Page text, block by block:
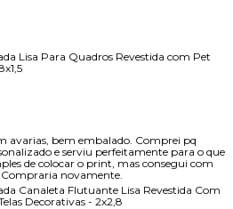
Lisa Para Quadros Revestida com Pet
avarias, bem embalado. Comprei pq
e serviu perfeitamente para o que
de colocar o print, mas consegui com
Compraria novamente.
Canaleta Flutuante Lisa Revestida Com
Decorativas - 2x2,8